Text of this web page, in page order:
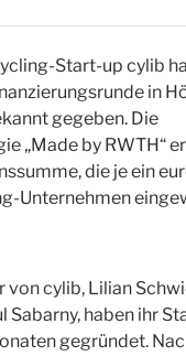
Start-up cylib
in
gegeben. Die
„Made by RWTH“
die je ein
Unternehmen
cylib, Lilian
Sabarny, haben ihr
gegründet.